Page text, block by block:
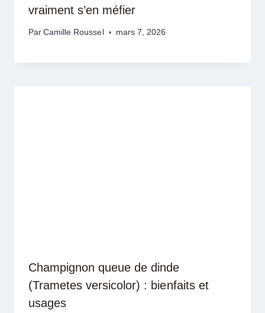
vraiment s’en méfier
Par Camille Roussel mars 7, 2026
Champignon queue de dinde
(Trametes versicolor) : bienfaits et
usages